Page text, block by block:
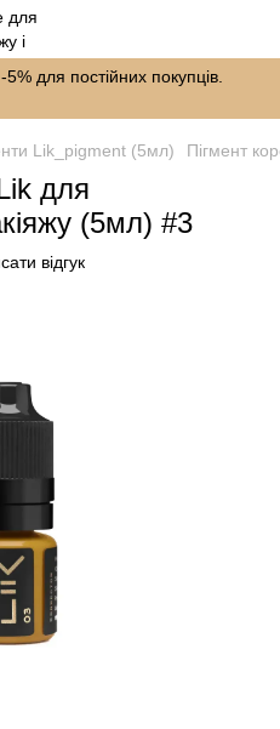
для постійних покупців.
Lik_pigment (5мл) Пігмент
для
(5мл) #3
відгук